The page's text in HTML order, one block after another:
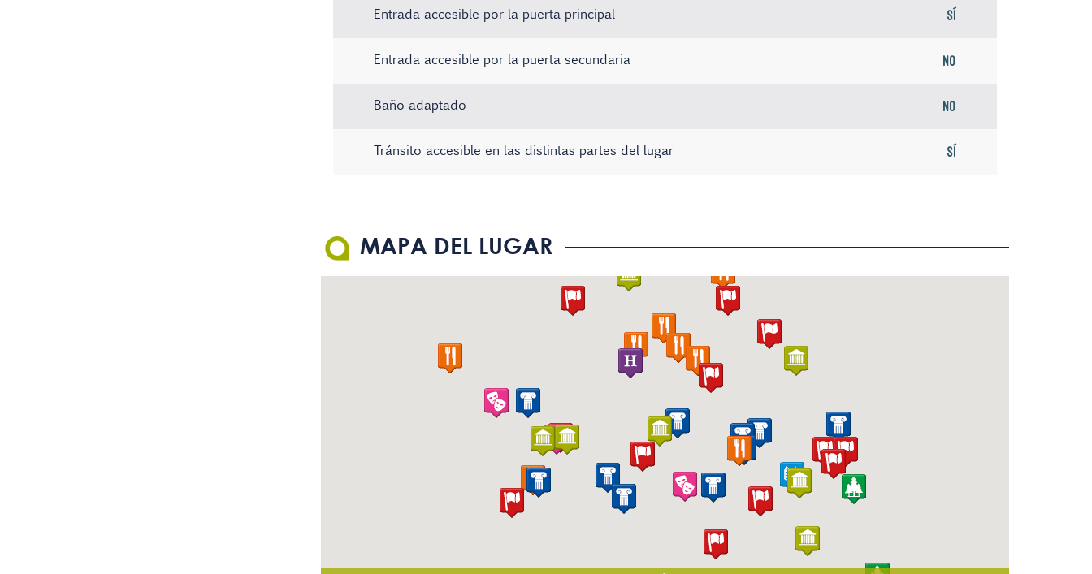
Entrada accesible por la puerta principal Sí
Entrada accesible por la puerta secundaria No
Baño adaptado No
Tránsito accesible en las distintas partes del lugar Sí
El personal conoce la Lengua de Signos Española (LSE)
MAPA DEL LUGAR